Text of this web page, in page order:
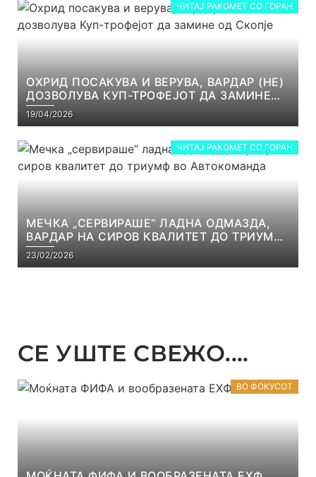
ЧИТАЈ РАКОМЕТ СО ГОРАН
ОХРИД ПОСАКУВА И ВЕРУВА, ВАРДАР (НЕ)
ДОЗВОЛУВА КУП-ТРОФЕЈОТ ДА ЗАМИНЕ
ОД СКОПЈЕ
19/04/2026
ЧИТАЈ РАКОМЕТ СО ГОРАН
МЕЧКА „СЕРВИРАШЕ“ ЛАДНА ОДМАЗДА,
ВАРДАР НА СИРОВ КВАЛИТЕТ ДО ТРИУМФ
ВО АВТОКОМАНДА
23/02/2026
СЕ УШТЕ СВЕЖО....
ВО ФОКУСОТ